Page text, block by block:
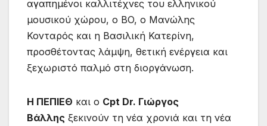
αγαπημένοι καλλιτέχνες του ελληνικού
μουσικού χώρου, ο BO, ο Μανώλης
Κονταρός και η Βασιλική Κατερίνη,
προσθέτοντας λάμψη, θετική ενέργεια και
ξεχωριστό παλμό στη διοργάνωση.
Η ΠΕΠΙΕΘ και ο Cpt Dr. Γιώργος
Βάλλης ξεκινούν τη νέα χρονιά και τη νέα